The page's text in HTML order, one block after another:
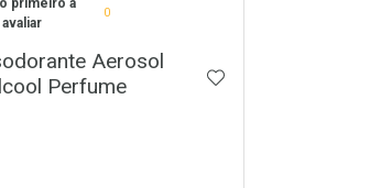
primeiro a
avaliar
0
Aerosol
Perfume
ADICIONAR AOS